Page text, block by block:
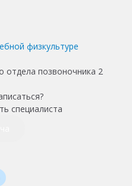
физкультуре
специалиста